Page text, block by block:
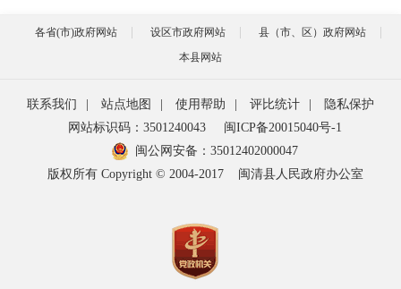
各省(市)政府网站 设区市政府网站
县（市、区）政府网站
本县网站
联系我们 | 站点地图 | 使用帮助 | 评比统计 |
隐私保护
网站标识码：3501240043
闽ICP备20015040号-1
闽公网安备： 35012402000047
版权所有 Copyright © 2004-2017
闽清县人民政府办公室